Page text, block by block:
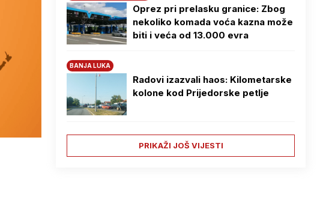
Oprez pri prelasku granice: Zbog
nekoliko komada voća kazna može
biti i veća od 13.000 evra
BANJA LUKA
Radovi izazvali haos: Kilometarske
kolone kod Prijedorske petlje
PRIKAŽI JOŠ VIJESTI